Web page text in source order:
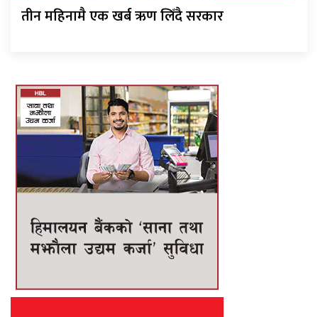
तीन महिनामै एक खर्ब ऋण लिँदै सरकार